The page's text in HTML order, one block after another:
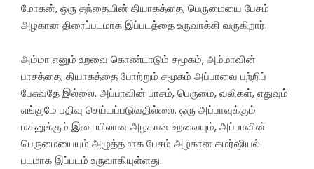
மோகன், ஒரு தந்தையின் தியாகத்தை, பெருமையை பேசும்
அழகான திரைப்படமாக இப்படத்தை உருவாக்கி வருகிறார்.
அம்மா எனும் உறவை கொண்டாடும் சமூகம், அம்மாவின்
பாசத்தை, தியாகத்தை போற்றும் சமூகம் அப்பாவை பற்றிப்
பேசுவதே இல்லை. அப்பாவின் பாசம், பெருமை, வலிகள், எதுவும்
எங்குமே பதிவு செய்யப்படுவதில்லை. ஒரு அப்பாவுக்கும்
மகனுக்கும் இடையிலான அழகான உறவையும், அப்பாவின்
பெருமையையும் அழுத்தமாக பேசும் அழகான கமர்ஷியல்
படமாக இப்படம் உருவாகியுள்ளது.